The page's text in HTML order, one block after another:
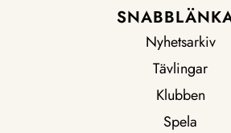
Nyhetsarkiv
Tävlingar
Klubben
Spela